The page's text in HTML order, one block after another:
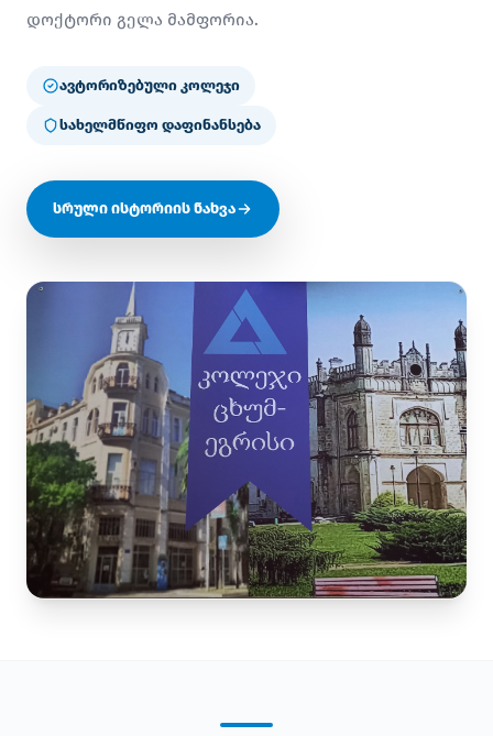
დოქტორი გელა მამფორია.
ავტორიზებული კოლეჯი
სახელმწიფო დაფინანსება
სრული ისტორიის ნახვა